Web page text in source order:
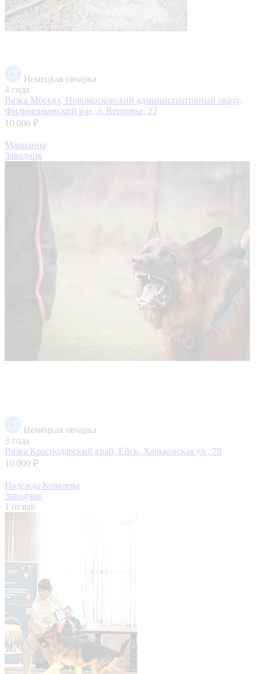
Немецкая овчарка
4 года
Вязка Москва, Новомосковский административный округ,
Филимонковский р-н, д. Верховье, 22
10 000 ₽
Марианна
Заводчик
Немецкая овчарка
3 года
Вязка Краснодарский край, Ейск, Харьковская ул., 78
10 000 ₽
Надежда Ковалева
Заводчик
1 отзыв